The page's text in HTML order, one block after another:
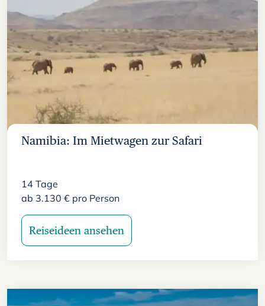
Namibia: Im Mietwagen zur Safari
14 Tage
ab 3.130 € pro Person
Reiseideen ansehen